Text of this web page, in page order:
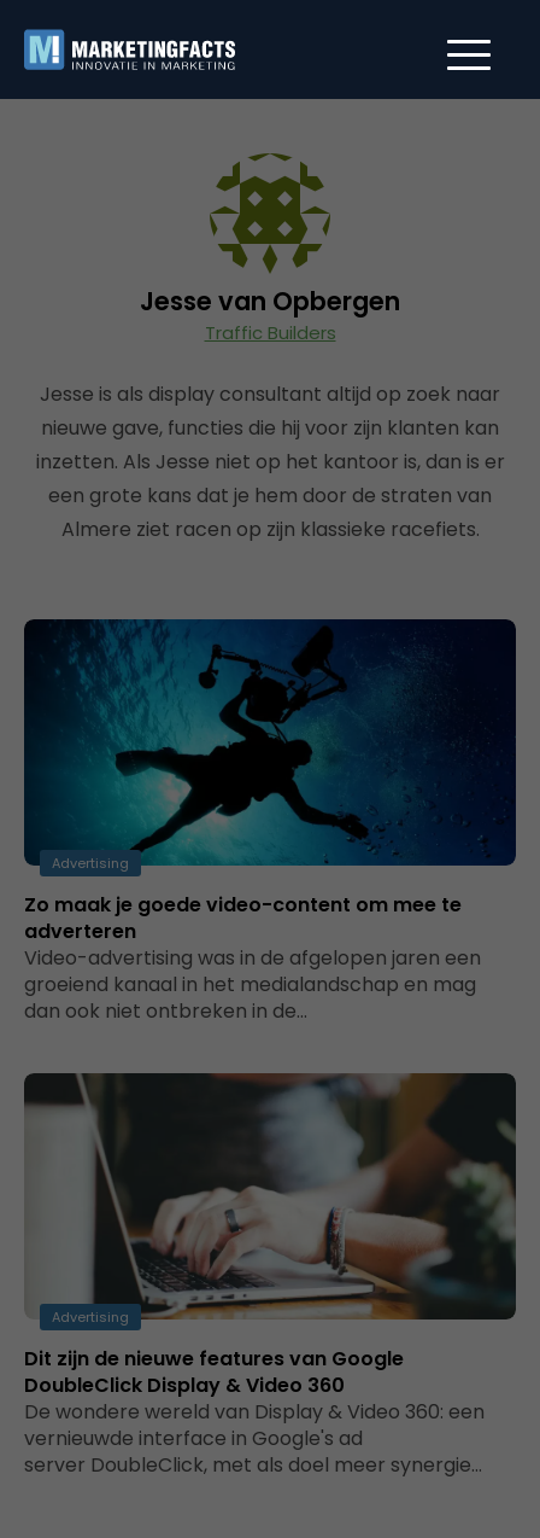
Jesse van Opbergen
Traffic Builders
Jesse is als display consultant altijd op zoek naar
nieuwe gave, functies die hij voor zijn klanten kan
inzetten. Als Jesse niet op het kantoor is, dan is er
een grote kans dat je hem door de straten van
Almere ziet racen op zijn klassieke racefiets.
Advertising
Zo maak je goede video-content om mee te
adverteren
Video-advertising was in de afgelopen jaren een
groeiend kanaal in het medialandschap en mag
dan ook niet ontbreken in de…
Advertising
Dit zijn de nieuwe features van Google
DoubleClick Display & Video 360
De wondere wereld van Display & Video 360: een
vernieuwde interface in Google's ad
server DoubleClick, met als doel meer synergie…